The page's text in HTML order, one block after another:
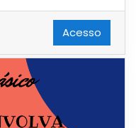
Acesso